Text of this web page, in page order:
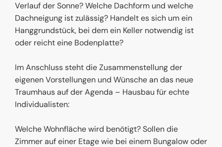
Verlauf der Sonne? Welche Dachform und welche
Dachneigung ist zulässig? Handelt es sich um ein
Hanggrundstück, bei dem ein Keller notwendig ist
oder reicht eine Bodenplatte?
Im Anschluss steht die Zusammenstellung der
eigenen Vorstellungen und Wünsche an das neue
Traumhaus auf der Agenda – Hausbau für echte
Individualisten:
Welche Wohnfläche wird benötigt? Sollen die
Zimmer auf einer Etage wie bei einem Bungalow oder